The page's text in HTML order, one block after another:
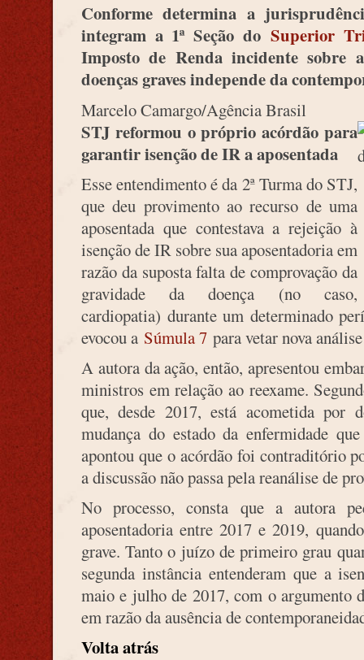
Conforme determina a
integram a 1ª Seção doSuperior
Imposto de Renda incidente sobre
doenças graves independe da
Marcelo Camargo/Agência Brasil
STJ reformou o próprio acórdão para
garantir isenção de IR a aposentada
Esse entendimento é da 2ª Turma do STJ,
que deu provimento ao recurso de uma
aposentada que contestava a rejeição à
isenção de IR sobre sua aposentadoria em
razão da suposta falta de comprovação da
gravidade da doença (no caso,
cardiopatia) durante um determinado
evocou a Súmula 7 para vetar nova
A autora da ação, então, apresentou
ministros em relação ao reexame.
que, desde 2017, está acometida por
mudança do estado da enfermidade
apontou que o acórdão foi contraditório
a discussão não passa pela reanálise de
No processo, consta que a autora
aposentadoria entre 2017 e 2019,
grave. Tanto o juízo de primeiro grau
segunda instância entenderam que a
maio e julho de 2017, com o argumento
em razão da ausência de
Volta atrás